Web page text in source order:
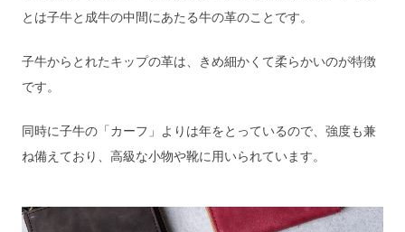
とは子牛と成牛の中間にあたる牛の革のことです。
子牛からとれたキップの革は、きめ細かくて柔らかいのが特徴
です。
同時に子牛の「カーフ」よりは年をとっているので、強度も兼
ね備えており、高級な小物や靴に用いられています。